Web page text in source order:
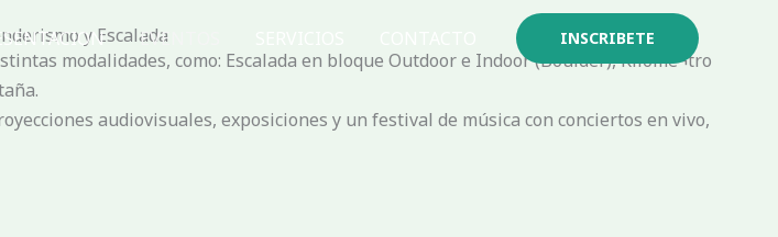
EVENTOS INSCRIBETE
y Escalada
modalidades, como: Escalada en bloque Outdoor e Indoor (Boulder), Kilóme¬tro
audiovisuales, exposiciones y un festival de música con conciertos en vivo,